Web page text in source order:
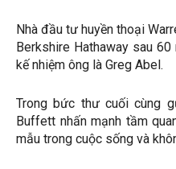
Nhà đầu tư huyền thoại
Berkshire Hathaway sau
kế nhiệm ông là Greg Abel.
Trong bức thư cuối cùng
Buffett nhấn mạnh tầm
mẫu trong cuộc sống và